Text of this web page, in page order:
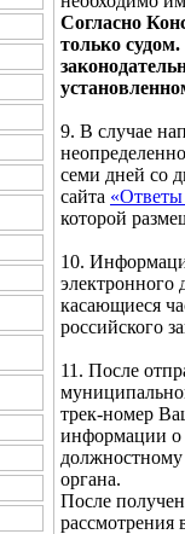
Согласно
только
9. В случае
семи дней со
сайта «Ответы
которой
10.
электронного
касающиеся
российского
11. После
трек-номер
информации о
должностному
органа.
После
рассмотрения